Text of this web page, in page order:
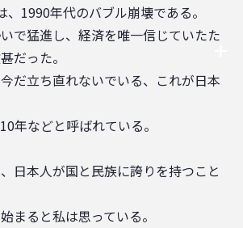
1990年代のバブル崩壊である。
で猛進し、経済を唯一信じていたた
だった。
だ立ち直れないでいる、これが日本
年などと呼ばれている。
日本人が国と民族に誇りを持つこと
まると私は思っている。